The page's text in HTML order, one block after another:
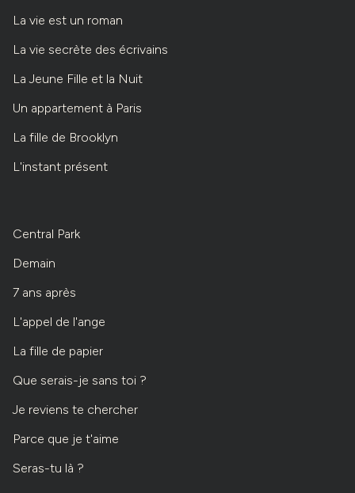
La vie est un roman
La vie secrète des écrivains
La Jeune Fille et la Nuit
Un appartement à Paris
La fille de Brooklyn
L'instant présent
Central Park
Demain
7 ans après
L'appel de l'ange
La fille de papier
Que serais-je sans toi ?
Je reviens te chercher
Parce que je t'aime
Seras-tu là ?